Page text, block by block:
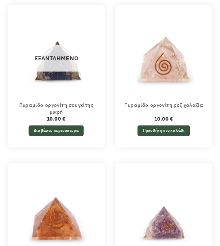
ΕΞΑΝΤΛΗΜΈΝΟ
Πυραμίδα οργονίτη σουγκίτης
μικρή
10.00 €
Διαβάστε περισσότερα
Πυραμίδα οργονίτη ροζ χαλαζία
10.00 €
Προσθήκη στο καλάθι